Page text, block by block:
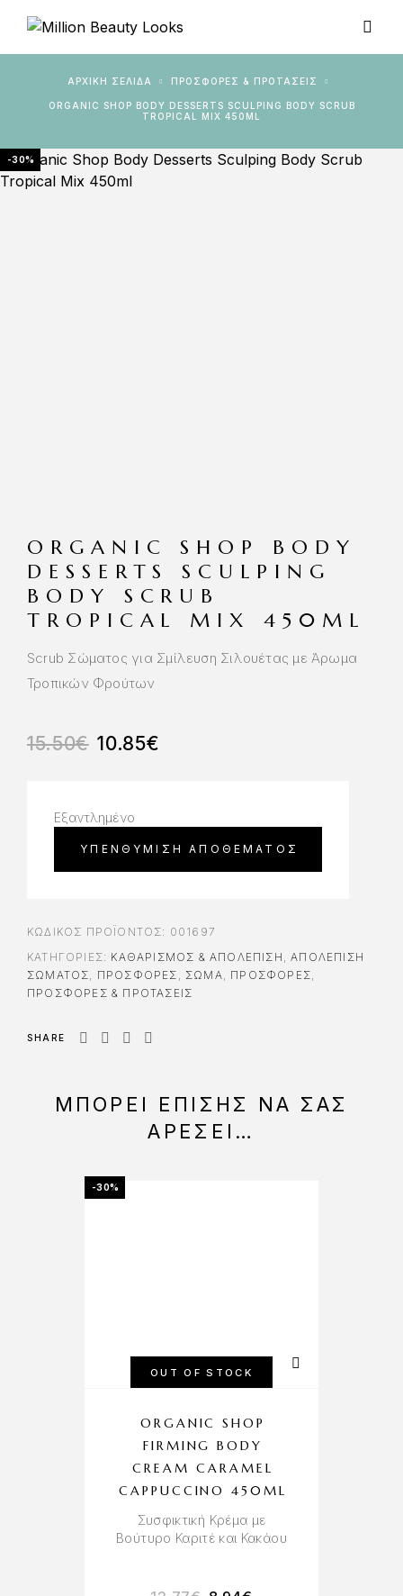
ΑΡΧΙΚΉ ΣΕΛΊΔΑ ΠΡΟΣΦΟΡΕΣ & ΠΡΟΤΑΣΕΙΣ
ORGANIC SHOP BODY DESSERTS SCULPING BODY SCRUB
TROPICAL MIX 450ML
-30%
ORGANIC SHOP BODY
DESSERTS SCULPING
BODY SCRUB
TROPICAL MIX 450ML
Scrub Σώματος για Σμίλευση Σιλουέτας με Άρωμα
Τροπικών Φρούτων
15.50€ 10.85€
Εξαντλημένο
ΚΩΔΙΚΌΣ ΠΡΟΪΌΝΤΟΣ: 001697
ΚΑΤΗΓΟΡΊΕΣ: ΚΑΘΑΡΙΣΜΌΣ & ΑΠΟΛΈΠΙΣΗ ,ΑΠΟΛΈΠΙΣΗ
ΣΏΜΑΤΟΣ, ΠΡΟΣΦΟΡΈΣ , ΣΩΜΑ, ΠΡΟΣΦΟΡΈΣ,
ΠΡΟΣΦΟΡΕΣ & ΠΡΟΤΑΣΕΙΣ
SHARE
ΜΠΟΡΕΊ ΕΠΊΣΗΣ ΝΑ ΣΑΣ
ΑΡΈΣΕΙ…
-30%
OUT OF STOCK
ORGANIC SHOP
FIRMING BODY
CREAM CARAMEL
CAPPUCCINO 450ML
Συσφικτική Κρέμα με
Βούτυρο Καριτέ και Κακάου